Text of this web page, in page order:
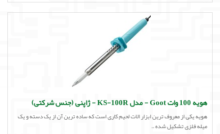
هویه 100 وات Goot - مدل KS-100R - ژاپنی (جنس شرکتی)
هویه یکی از معروف ترین ابزار الات لحیم کاری است که ساده ترین آن از یک دسته و یک
میله فلزی تشکیل شده ..